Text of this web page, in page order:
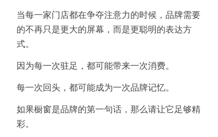
当每一家门店都在争夺注意力的时候，品牌需要
的不再只是更大的屏幕，而是更聪明的表达方
式。
因为每一次驻足，都可能带来一次消费。
每一次回头，都可能成为一次品牌记忆。
如果橱窗是品牌的第一句话，那么请让它足够精
彩。